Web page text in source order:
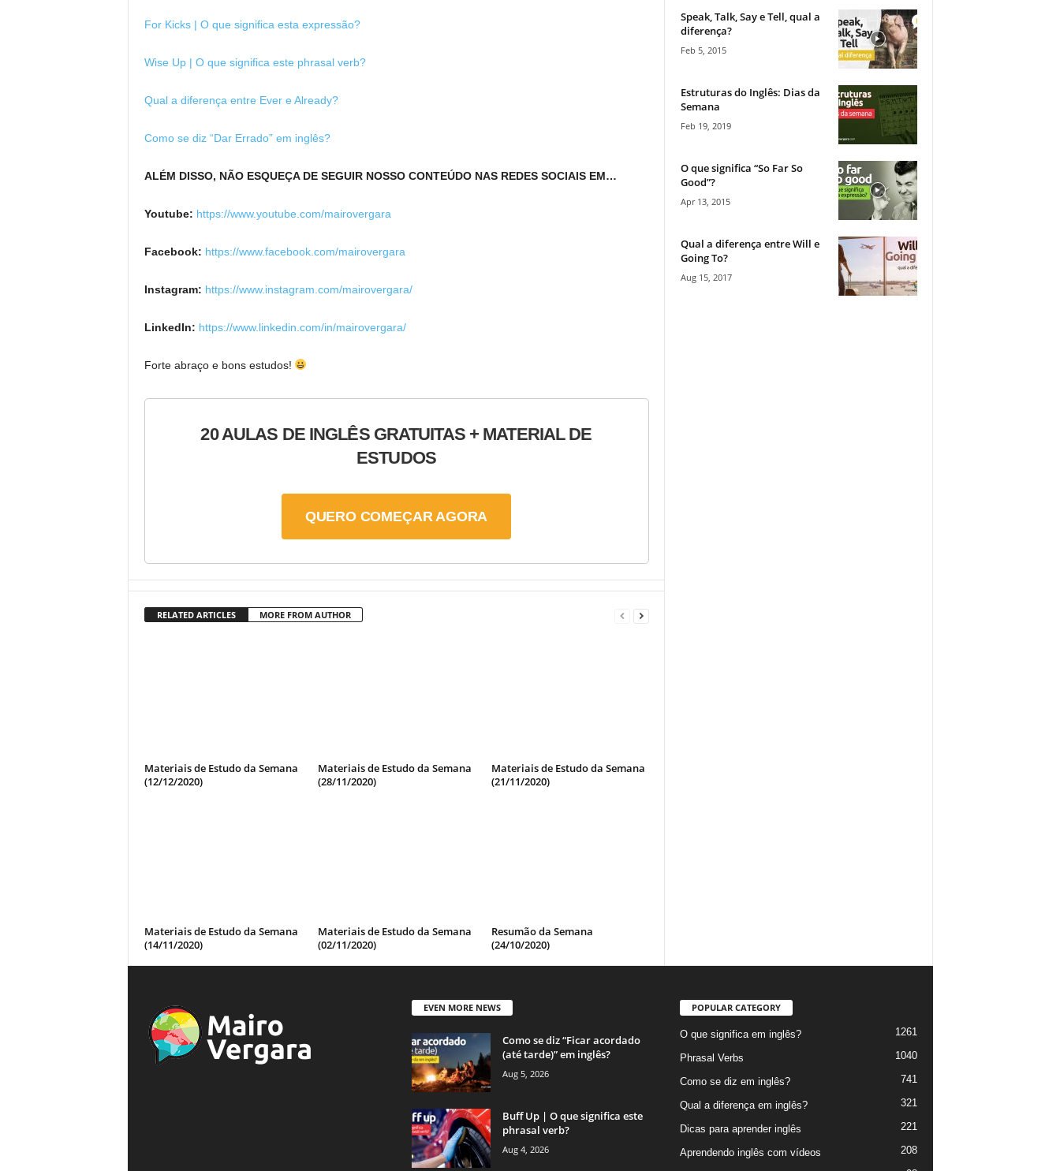
For Kicks | O que significa esta expressão?
Wise Up | O que significa este phrasal verb?
Qual a diferença entre Ever e Already?
Como se diz “Dar Errado” em inglês?
ALÉM DISSO, NÃO ESQUEÇA DE SEGUIR NOSSO CONTEÚDO NAS REDES SOCIAIS EM…
Youtube: https://www.youtube.com/mairovergara
Facebook: https://www.facebook.com/mairovergara
Instagram: https://www.instagram.com/mairovergara/
LinkedIn: https://www.linkedin.com/in/mairovergara/
Forte abraço e bons estudos!
20 AULAS DE INGLÊS GRATUITAS + MATERIAL DE
ESTUDOS
QUERO COMEÇAR AGORA
RELATED ARTICLES MORE FROM AUTHOR
Materiais de Estudo da Semana
(12/12/2020)
Materiais de Estudo da Semana
(28/11/2020)
Materiais de Estudo da Semana
(21/11/2020)
Materiais de Estudo da Semana
(14/11/2020)
Materiais de Estudo da Semana
(02/11/2020)
Resumão da Semana
(24/10/2020)
Speak, Talk, Say e Tell, qual a
diferença?
Feb 5, 2015
Estruturas do Inglês: Dias da
Semana
Feb 19, 2019
O que significa “So Far So
Good”?
Apr 13, 2015
Qual a diferença entre Will e
Going To?
Aug 15, 2017
EVEN MORE NEWS
Como se diz “Ficar acordado
(até tarde)” em inglês?
Aug 5, 2026
Buff Up | O que significa este
phrasal verb?
Aug 4, 2026
POPULAR CATEGORY
O que significa em inglês? 1261
Phrasal Verbs 1040
Como se diz em inglês? 741
Qual a diferença em inglês? 321
Dicas para aprender inglês 221
Aprendendo inglês com vídeos 208